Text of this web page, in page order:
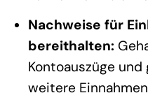
Nachweise für
bereithalten:
Kontoauszüge
weitere